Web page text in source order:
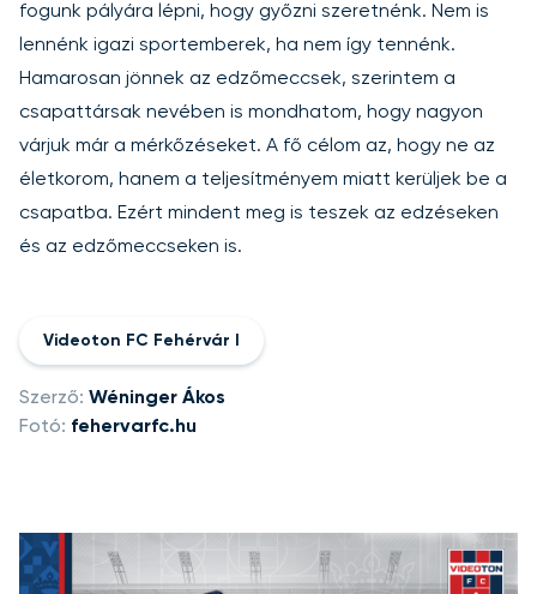
fogunk pályára lépni, hogy győzni szeretnénk. Nem is
lennénk igazi sportemberek, ha nem így tennénk.
Hamarosan jönnek az edzőmeccsek, szerintem a
csapattársak nevében is mondhatom, hogy nagyon
várjuk már a mérkőzéseket. A fő célom az, hogy ne az
életkorom, hanem a teljesítményem miatt kerüljek be a
csapatba. Ezért mindent meg is teszek az edzéseken
és az edzőmeccseken is.
Videoton FC Fehérvár I
Szerző: Wéninger Ákos
Fotó: fehervarfc.hu